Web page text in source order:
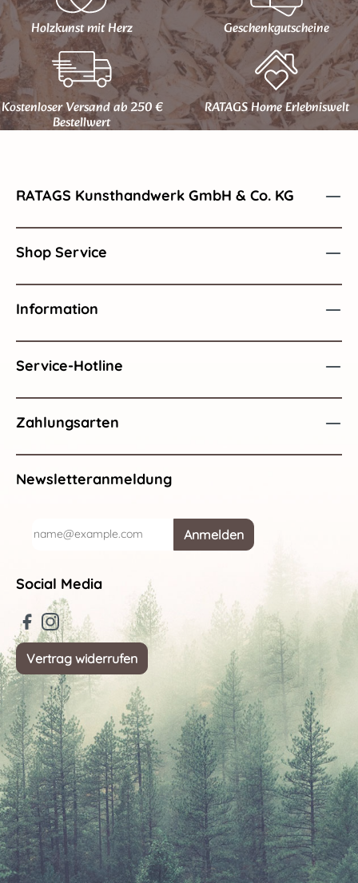
Holzkunst mit Herz Geschenk­gutscheine
Kostenloser Versand ab 250 €
Bestellwert
RATAGS Home Erlebniswelt
RATAGS Kunsthandwerk GmbH & Co. KG
Shop Service
Information
Service-Hotline
Zahlungsarten
Newsletteranmeldung
Anmelden
Social Media
Vertrag widerrufen